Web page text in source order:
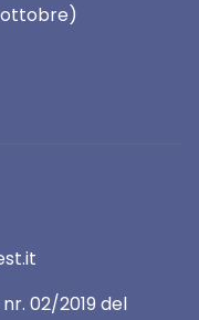
ottobre)
02/2019 del